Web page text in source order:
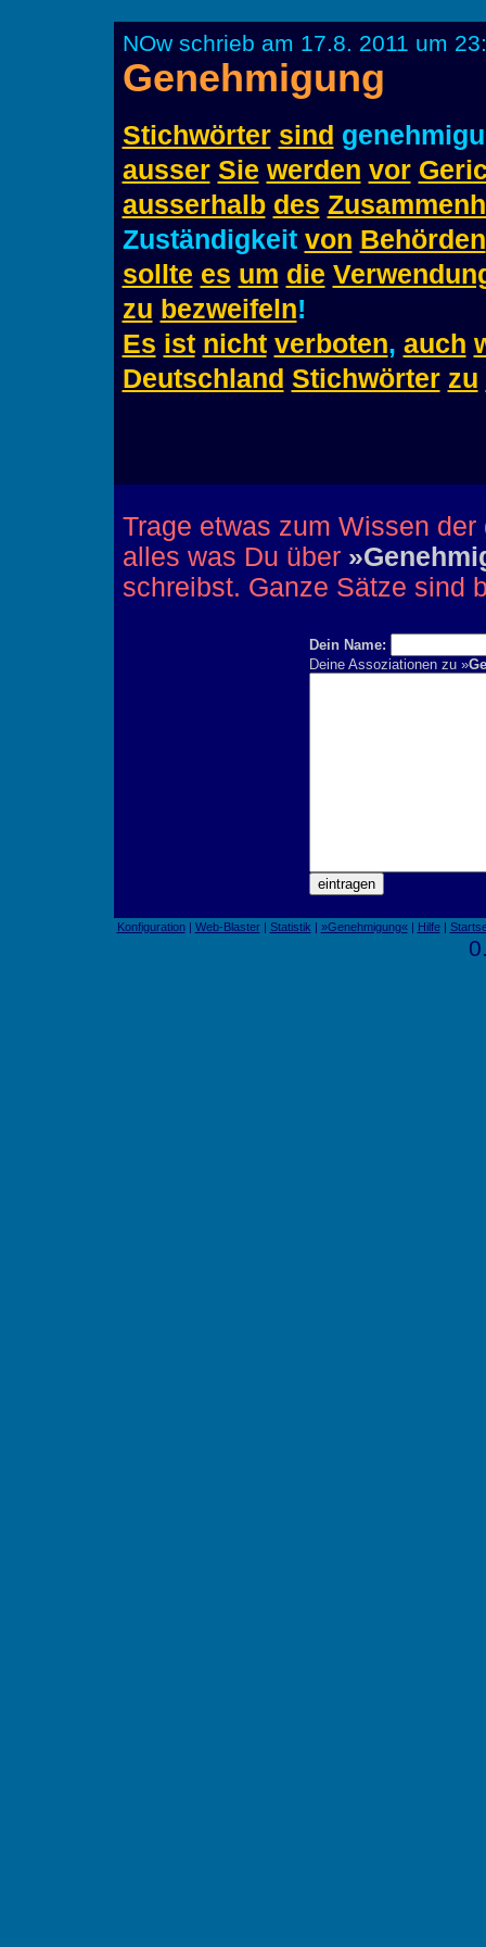
NOw schrieb am 17.8. 2011 um
Genehmigung
Stichwörter sind
ausser Sie werden vor
ausserhalb des
Zuständigkeit von Behörden
sollte es um die
zu bezweifeln!
Es ist nicht verboten, auch
Deutschland Stichwörter zu
Trage etwas zum Wissen
alles was Du über
schreibst. Ganze Sätze sind
Dein Name:
Deine Assoziationen zu »
Konfiguration| Web-Blaster| Statistik | »Genehmigung«| Hilfe|